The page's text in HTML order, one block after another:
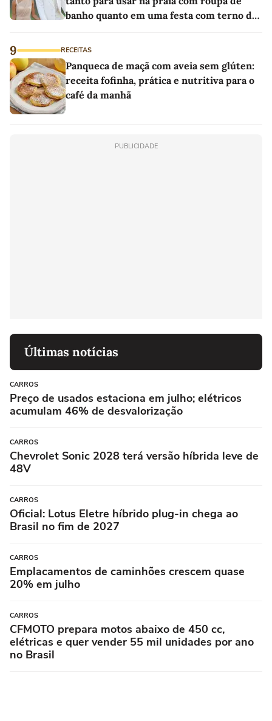
banho quanto em uma festa com terno de
9 RECEITAS
Panqueca de maçã com aveia sem glúten:
receita fofinha, prática e nutritiva para o
café da manhã
PUBLICIDADE
Últimas notícias
CARROS
Preço de usados estaciona em julho; elétricos
acumulam 46% de desvalorização
CARROS
Chevrolet Sonic 2028 terá versão híbrida leve de
48V
CARROS
Oficial: Lotus Eletre híbrido plug-in chega ao
Brasil no fim de 2027
CARROS
Emplacamentos de caminhões crescem quase
20% em julho
CARROS
CFMOTO prepara motos abaixo de 450 cc,
elétricas e quer vender 55 mil unidades por ano
no Brasil